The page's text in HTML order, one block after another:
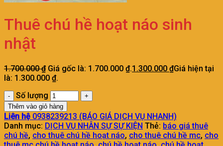
Thuê chú hề hoạt náo sinh
nhật
1.700.000₫ Giá gốc là: 1.700.000 ₫.1.300.000 ₫Giá hiện tại
là: 1.300.000 ₫.
Số lượng
Thêm vào giỏ hàng
Liên hệ 0938239213 (BÁO GIÁ DỊCH VỤ NHANH)
Danh mục: DỊCH VỤ NHÂN SỰ SỰ KIỆN Thẻ: báo giá thuê
chú hề, cho thuê chú hề hoạt náo, cho thuê chú hề mc, cho